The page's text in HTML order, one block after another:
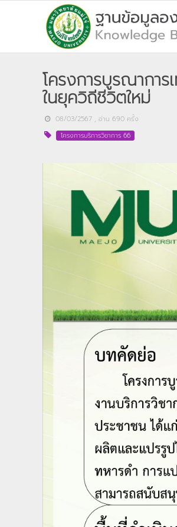
โครงการบูรณาการ
ในยุควิถีชีวิตใหม่
08/03/2567 , อ่าน 690 ครั้ง
โครงการบริการวิชาการ 66